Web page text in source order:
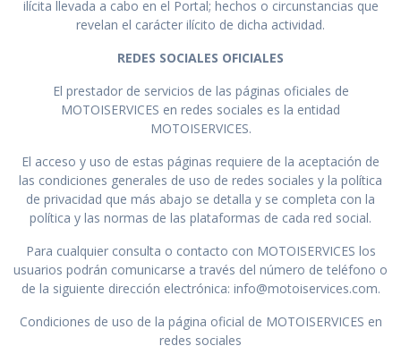
ilícita llevada a cabo en el Portal; hechos o circunstancias que
revelan el carácter ilícito de dicha actividad.
REDES SOCIALES OFICIALES
El prestador de servicios de las páginas oficiales de
MOTOISERVICES en redes sociales es la entidad
MOTOISERVICES.
El acceso y uso de estas páginas requiere de la aceptación de
las condiciones generales de uso de redes sociales y la política
de privacidad que más abajo se detalla y se completa con la
política y las normas de las plataformas de cada red social.
Para cualquier consulta o contacto con MOTOISERVICES los
usuarios podrán comunicarse a través del número de teléfono o
de la siguiente dirección electrónica: info@motoiservices.com.
Condiciones de uso de la página oficial de MOTOISERVICES en
redes sociales